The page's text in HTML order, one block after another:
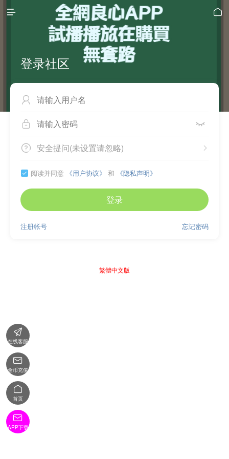
 
登录社区

 
 
安全提问(未设置请忽略)
 阅读并同意 《用户协议》 和 《隐私声明》
登录
忘记密码
注册帐号
繁體中文版

在线客服

金币充值

首页

APP下载